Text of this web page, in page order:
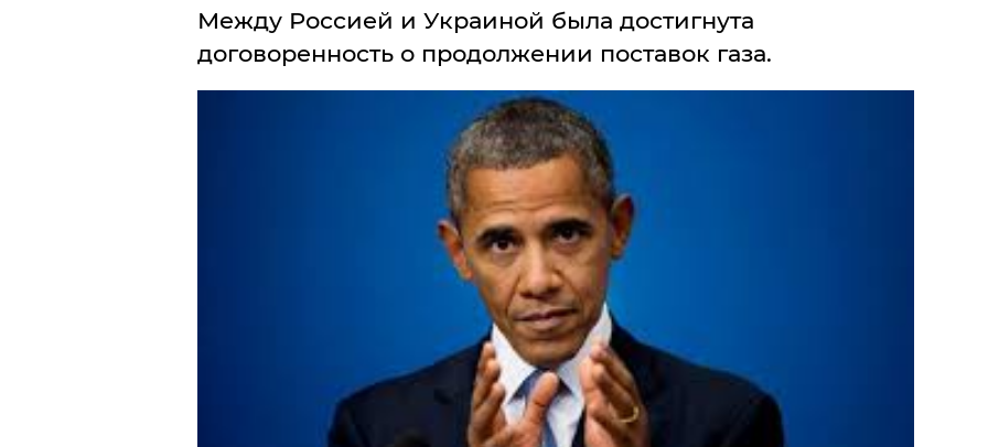
Между Россией и Украиной была достигнута
договоренность о продолжении поставок газа.